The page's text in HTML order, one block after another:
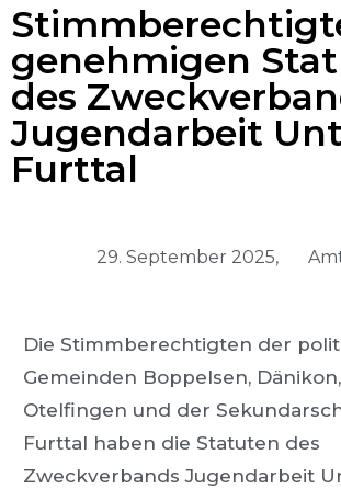
genehmigen
des
Jugendarbeit
Furttal
29. September 2025,
Die Stimmberechtigten der
Gemeinden Boppelsen,
Otelfingen und der
Furttal haben die Statuten des
Zweckverbands Jugendarbeit